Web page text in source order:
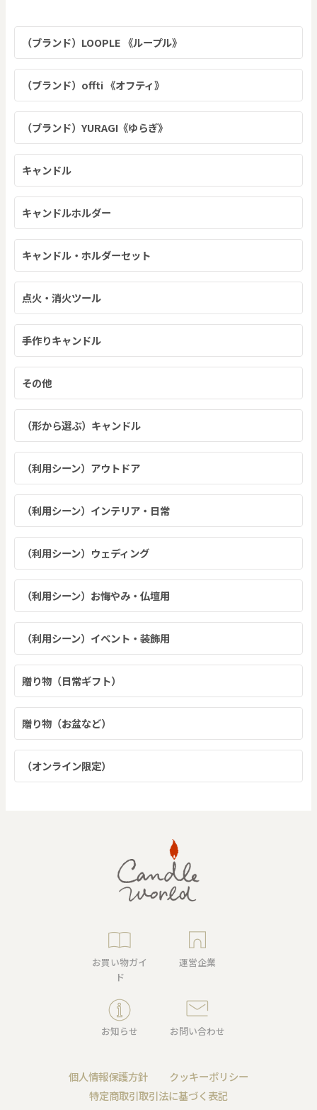
（ブランド）LOOPLE 《ループル》
（ブランド）offti 《オフティ》
（ブランド）YURAGI《ゆらぎ》
キャンドル
キャンドルホルダー
キャンドル・ホルダーセット
点火・消火ツール
手作りキャンドル
その他
（形から選ぶ）キャンドル
（利用シーン）アウトドア
（利用シーン）インテリア・日常
（利用シーン）ウェディング
（利用シーン）お悔やみ・仏壇用
（利用シーン）イベント・装飾用
贈り物（日常ギフト）
贈り物（お盆など）
（オンライン限定）
お買い物ガイ
ド
運営企業
お知らせ お問い合わせ
個人情報保護方針
クッキーポリシー
特定商取引取引法に基づく表記